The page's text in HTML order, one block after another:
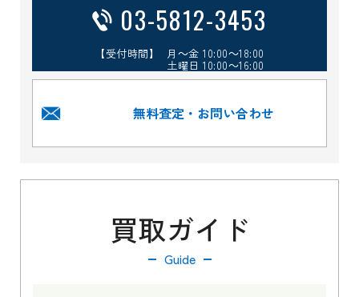
03-5812-3453
【受付時間】 月～金 10:00～18:00
土曜日 10:00～16:00
無料査定・お問い合わせ
買取ガイド
Guide